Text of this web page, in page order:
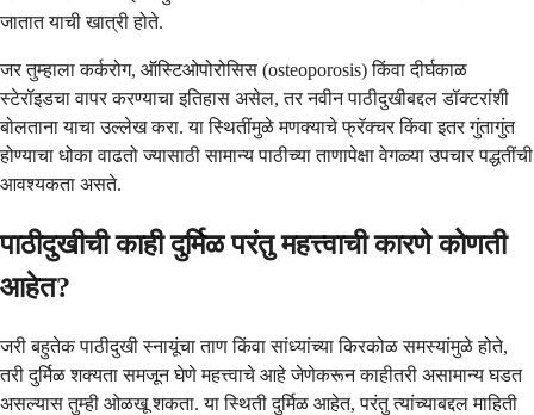
जातात याची खात्री होते.
जर तुम्हाला कर्करोग, ऑस्टिओपोरोसिस (osteoporosis) किंवा दीर्घकाळ
स्टेरॉइडचा वापर करण्याचा इतिहास असेल, तर नवीन पाठीदुखीबद्दल डॉक्टरांशी
बोलताना याचा उल्लेख करा. या स्थितींमुळे मणक्याचे फ्रॅक्चर किंवा इतर गुंतागुंत
होण्याचा धोका वाढतो ज्यासाठी सामान्य पाठीच्या ताणापेक्षा वेगळ्या उपचार पद्धतींची
आवश्यकता असते.
पाठीदुखीची काही दुर्मिळ परंतु महत्त्वाची कारणे कोणती
आहेत?
जरी बहुतेक पाठीदुखी स्नायूंचा ताण किंवा सांध्यांच्या किरकोळ समस्यांमुळे होते,
तरी दुर्मिळ शक्यता समजून घेणे महत्त्वाचे आहे जेणेकरून काहीतरी असामान्य घडत
असल्यास तुम्ही ओळखू शकता. या स्थिती दुर्मिळ आहेत, परंतु त्यांच्याबद्दल माहिती